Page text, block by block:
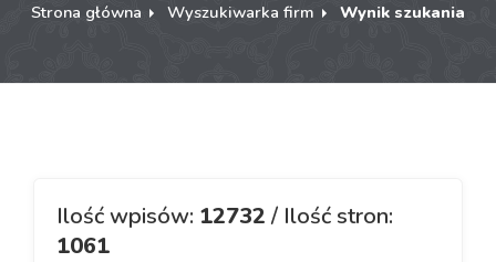
Strona główna Wyszukiwarka firm Wynik szukania
Ilość wpisów: 12732 / Ilość stron:
1061